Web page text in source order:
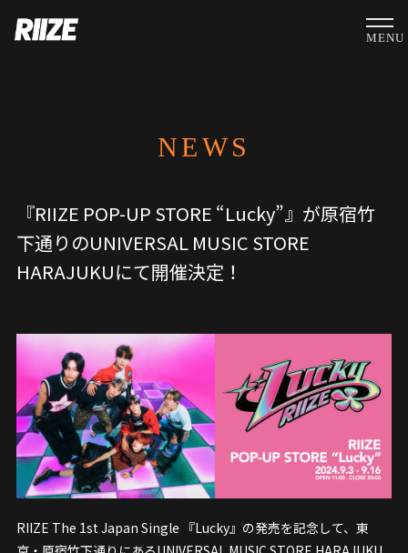
MENU
NEWS
『RIIZE POP-UP STORE “Lucky”』が原宿竹
下通りのUNIVERSAL MUSIC STORE
HARAJUKUにて開催決定！
RIIZE The 1st Japan Single 『Lucky』の発売を記念して、東